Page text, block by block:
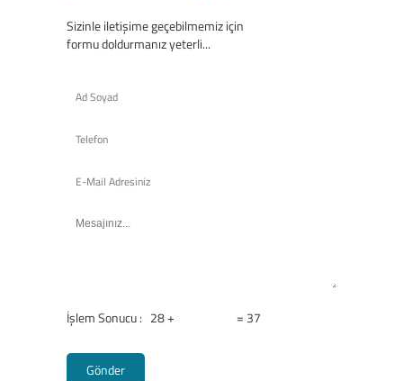
Sizinle iletişime geçebilmemiz için
formu doldurmanız yeterli...
İşlem Sonucu : 28 + = 37